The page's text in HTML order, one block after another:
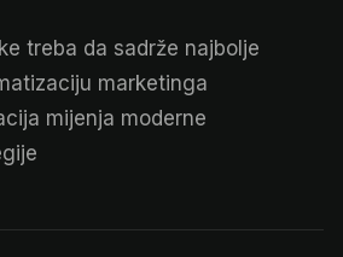
treba da sadrže najbolje
marketinga
mijenja moderne